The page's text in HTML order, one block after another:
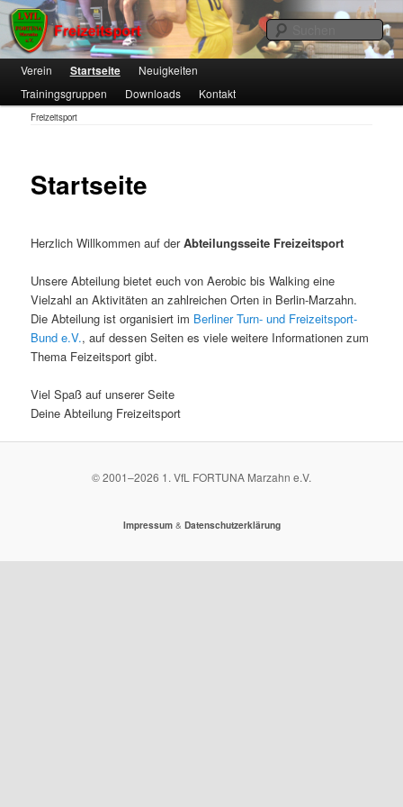
Freizeitsport
1. VfL FORTUNA Marzahn e.V.
Hauptmenü
Zum
primären
Inhalt
Verein Startseite
Neuigkeiten
Trainingsgruppen
Downloads Kontakt
Freizeitsport
Startseite
Herzlich Willkommen auf derAbteilungsseite Freizeitsport
Unsere Abteilung bietet euch von Aerobic bis Walking eine
Vielzahl an Aktivitäten an zahlreichen Orten in Berlin-Marzahn.
Die Abteilung ist organisiert im Berliner Turn- und Freizeitsport-
Bund e.V., auf dessen Seiten es viele weitere Informationen zum
Thema Feizeitsport gibt.
Viel Spaß auf unserer Seite
Deine Abteilung Freizeitsport
© 2001–2026 1. VfL FORTUNA Marzahn e.V.
Impressum& Datenschutzerklärung